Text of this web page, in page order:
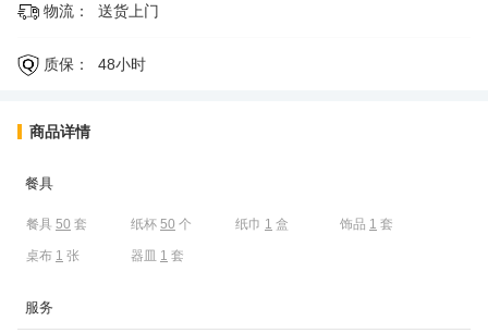
物流： 送货上门
质保： 48小时
商品详情
餐具
餐具 50 套 纸杯 50 个 纸巾 1 盒 饰品 1 套
桌布 1 张 器皿 1 套
服务